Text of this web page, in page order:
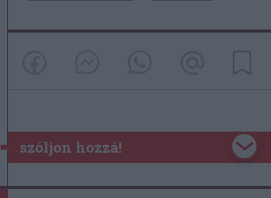
szóljon hozzá!